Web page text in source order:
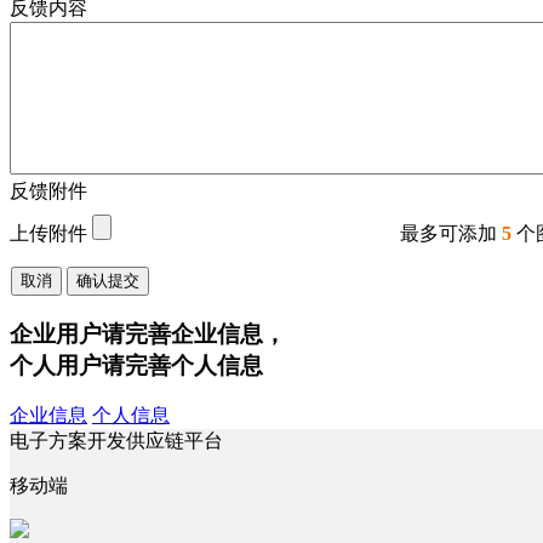
反馈内容
反馈附件
上传附件 最多可添加 5 个
取消 确认提交
企业用户请完善企业信息，
个人用户请完善个人信息
企业信息 个人信息
电子方案开发供应链平台
移动端